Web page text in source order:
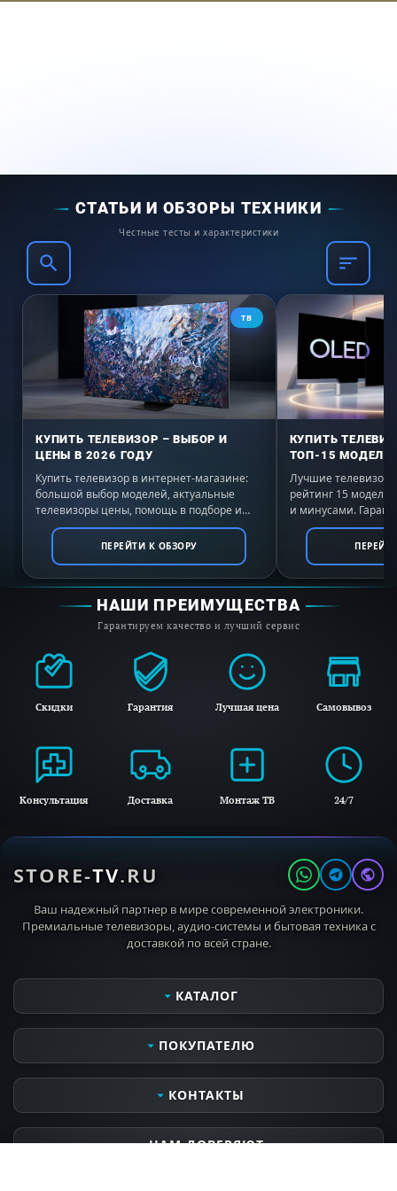
подсказки или переключить яркость.
СТАТЬИ И ОБЗОРЫ ТЕХНИКИ
Честные тесты и характеристики
ТВ
КУПИТЬ ТЕЛЕВИЗОР – ВЫБОР И
ЦЕНЫ В 2026 ГОДУ
Купить телевизор в интернет-магазине:
большой выбор моделей, актуальные
телевизоры цены, помощь в подборе и
выгодные условия покупки с доставкой по
всей России.ПЕРЕЙТИ К ОБЗОРУ
КУПИТЬ
ТОП-15
Лучшие телевизоры
рейтинг 15
и минусами.
России. Выбирайте
НАШИ ПРЕИМУЩЕСТВА
Гарантируем качество и лучший сервис
Скидки Гарантия Лучшая цена Самовывоз
Консультация Доставка Монтаж ТВ 24/7
STORE-TV.RU
Ваш надежный партнер в мире современной электроники.
Премиальные телевизоры, аудио-системы и бытовая техника с
доставкой по всей стране.
КАТАЛОГ
Телевизоры
Мониторы
Аудио- видеотехника
Кронштейны для ТВ
MIELE OUTDOOR
ПОКУПАТЕЛЮ
Сервисные услуги
Оплата и получение заказа
Контактная информация
КОНТАКТЫ
НАМ ДОВЕРЯЮТ